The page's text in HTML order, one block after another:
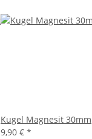
Kugel Magnesit 30mm
9,90 € *